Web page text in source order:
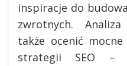
inspiracje do
zwrotnych.
także ocenić
strategii SEO –